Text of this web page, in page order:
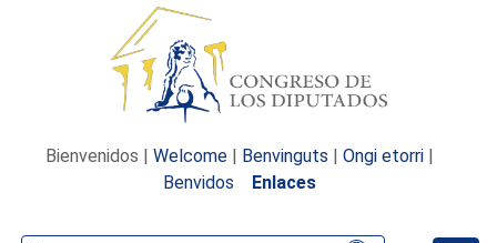
Bienvenidos | Welcome | Benvinguts | Ongi etorri |
Benvidos
Enlaces